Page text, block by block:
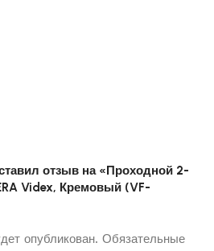
отзыв на «Проходной 2-
Videx, Кремовый (VF-
опубликован. Обязательные